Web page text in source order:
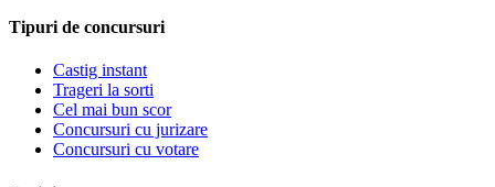
Tipuri de concursuri
Castig instant
Trageri la sorti
Cel mai bun scor
Concursuri cu jurizare
Concursuri cu votare